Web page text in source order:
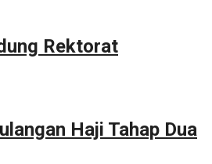
Rektorat
Haji Tahap Dua